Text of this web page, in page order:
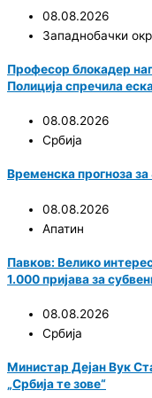
08.08.2026
Западнобачки
Професор блокадер
Полиција спречила
08.08.2026
Србија
Временска прогноза за
08.08.2026
Апатин
Павков: Велико
1.000 пријава за
08.08.2026
Србија
Министар Дејан Вук
„Србија те зове“